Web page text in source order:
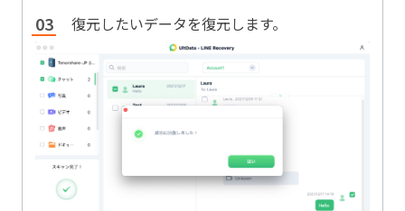
復元したいデータを復元します。